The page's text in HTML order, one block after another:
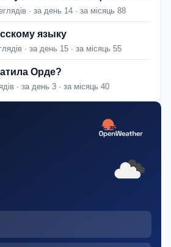
· за день 14 · за місяць 88
языку
· за день 15 · за місяць 55
Орде?
· за день 3 · за місяць 40